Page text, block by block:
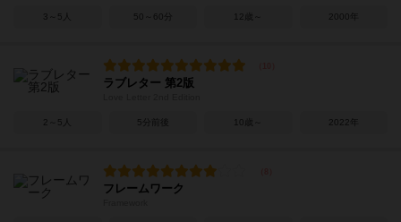
3～5人 50～60分 12歳～ 2000年
ラブレター 第2版
2～5人 5分前後 10歳～ 2022年
フレームワーク